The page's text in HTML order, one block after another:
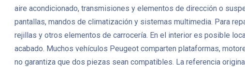
aire acondicionado, transmisiones y elementos de dirección o
pantallas, mandos de climatización y sistemas multimedia. Para
rejillas y otros elementos de carrocería. En el interior es posible
acabado. Muchos vehículos Peugeot comparten plataformas,
no garantiza que dos piezas sean compatibles. La referencia